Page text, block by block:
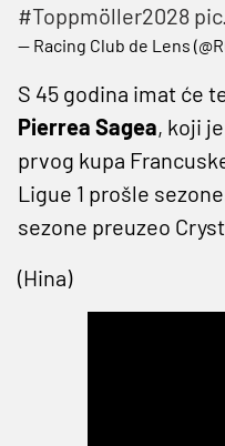
#Toppmöller2028
— Racing Club de Lens
S 45 godina imat će
Pierrea Sagea, koji
prvog kupa
Ligue 1 prošle
sezone preuzeo
(Hina)